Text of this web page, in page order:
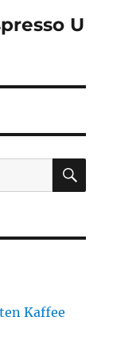
U
Kaffee